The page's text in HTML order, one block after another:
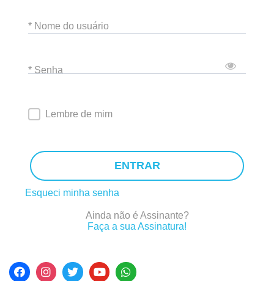
* Nome do usuário
* Senha
Lembre de mim
ENTRAR
Esqueci minha senha
Ainda não é Assinante?
Faça a sua Assinatura!